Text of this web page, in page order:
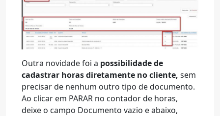
Outra novidade foi a possibilidade de
cadastrar horas diretamente no cliente, sem
precisar de nenhum outro tipo de documento.
Ao clicar em PARAR no contador de horas,
deixe o campo Documento vazio e abaixo,